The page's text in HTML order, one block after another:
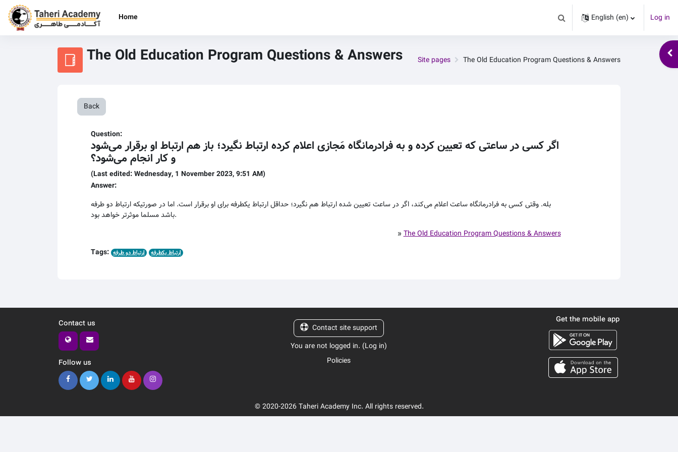
Skip to main content
Home
Toggle search input
English ‎(en)‎ Log in
The Old Education Program Questions & Answers Site pages The Old Education Program Questions & Answers
Back
Question:
اگر کسی در ساعتی که تعیین کرده و به فرادرمانگاه مَجازی اعلام کرده ارتباط نگیرد؛ باز هم ارتباط‌ او برقرار می‌شود
و کار انجام می‌شود؟
(Last edited: Wednesday, 1 November 2023, 9:51 AM)
Answer:
بله. وقتی کسی به فرادرمانگاه ساعت اعلام می‌کند، اگر در ساعت تعیین شده ارتباط هم نگیرد؛ حداقل ارتباط یکطرفه برای او برقرار است. اما در صورتیکه ارتباط دو طرفه
باشد مسلما موثرتر خواهد بود.
»The Old Education Program Questions & Answers
Tags: ارتباط دو طرفه ارتباط یکطرفه
Contact us
Follow us
Contact site support
You are not logged in. (Log in)
Policies
Get the mobile app
© 2020-2026 Taheri Academy Inc. All rights reserved.